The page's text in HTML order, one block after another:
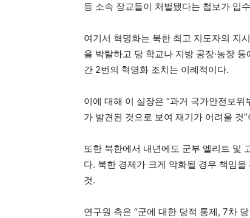
등 소속 장교들이 처벌됐다는 첩보가 입
여기서 혁명화는 북한 최고 지도자의 지
을 박탈하고 당 학교나 지방 공장·농장
간 2번의 혁명화 조치는 이례적이다.
이에 대해 이 실장은 “과거 국가안전보
가 발견된 것으로 보여 재기가 어려울 것
또한 북한에서 내년에도 군부 엘리트 및
다. 북한 경제가 크게 악화될 경우 책임
것.
연구원 측은 “군에 대한 당적 통제, 7차